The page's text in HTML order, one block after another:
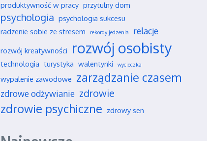
produktywność w pracy przytulny dom
psychologia psychologia sukcesu
radzenie sobie ze stresem
rekordy jedzenia relacje
rozwój kreatywności rozwój osobisty
technologia turystyka walentynki wycieczka
wypalenie zawodowe zarządzanie czasem
zdrowe odżywianie zdrowie
zdrowie psychiczne zdrowy sen